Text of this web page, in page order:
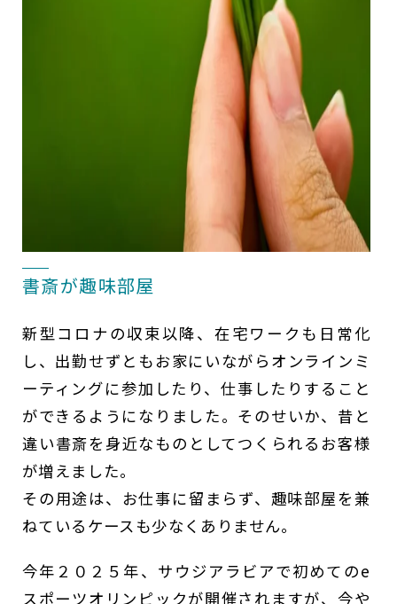
書斎が趣味部屋
新型コロナの収束以降、在宅ワークも日常化
し、出勤せずともお家にいながらオンラインミ
ーティングに参加したり、仕事したりすること
ができるようになりました。そのせいか、昔と
違い書斎を身近なものとしてつくられるお客様
が増えました。
その用途は、お仕事に留まらず、趣味部屋を兼
ねているケースも少なくありません。
今年２０２５年、サウジアラビアで初めてのe
スポーツオリンピックが開催されますが、今や